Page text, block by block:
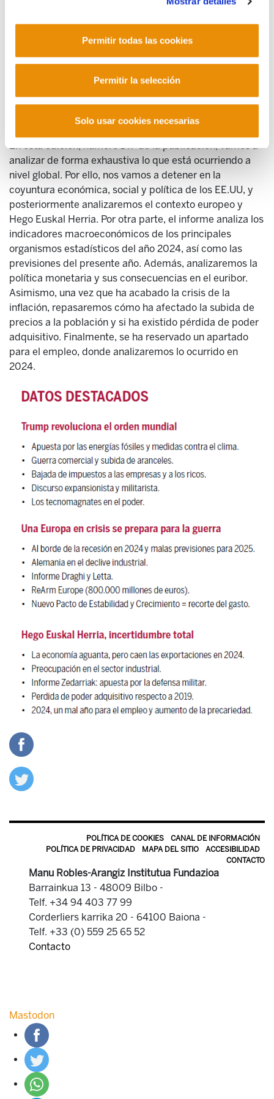
Permitir todas las cookies
Permitir la selección
Solo usar cookies necesarias
entorno europeo. Mientras tanto, la retórica belicista y
mundo se encuentra en un clima prebélico, muestra de
ello es el rearme europeo, que supondrá un aumento
importante del presupuesto en defensa de la UE. En esa
general de la OTAN, que “es hora de adoptar una
mentalidad de guerra”.
En esta edición, número 147 de la publicación, vamos a
analizar de forma exhaustiva lo que está ocurriendo a
nivel global. Por ello, nos vamos a detener en la
coyuntura económica, social y política de los EE.UU, y
posteriormente analizaremos el contexto europeo y
Hego Euskal Herria. Por otra parte, el informe analiza los
indicadores macroeconómicos de los principales
organismos estadísticos del año 2024, así como las
previsiones del presente año. Además, analizaremos la
política monetaria y sus consecuencias en el euribor.
Asimismo, una vez que ha acabado la crisis de la
inflación, repasaremos cómo ha afectado la subida de
precios a la población y si ha existido pérdida de poder
adquisitivo. Finalmente, se ha reservado un apartado
para el empleo, donde analizaremos lo ocurrido en
2024.
POLÍTICA DE COOKIES
CANAL DE INFORMACIÓN
POLÍTICA DE PRIVACIDAD
MAPA DEL SITIO
ACCESIBILIDAD
CONTACTO
Manu Robles-Arangiz Institutua Fundazioa
Barrainkua 13 - 48009 Bilbo -
Telf. +34 94 403 77 99
Corderliers karrika 20 - 64100 Baiona -
Telf. +33 (0) 559 25 65 52
Contacto
Mastodon